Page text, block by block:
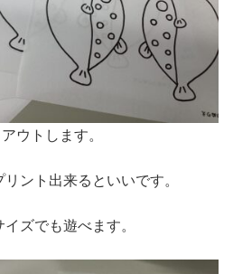
ウトします。
ント出来るといいです。
ズでも遊べます。